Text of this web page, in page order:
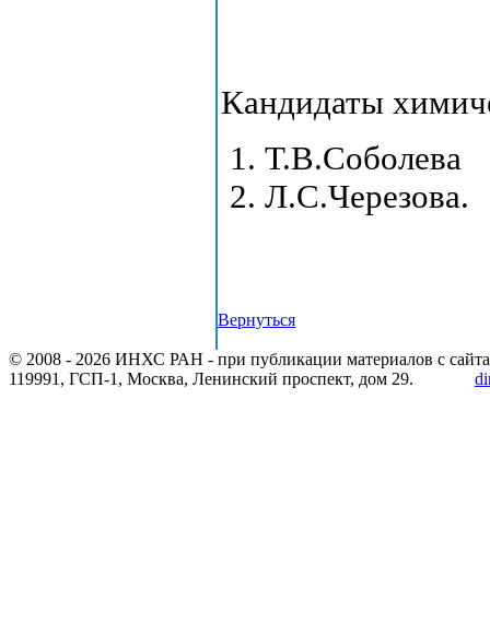
Кандидаты
Т.В.Соболева
Л.С.Черезова.
Вернуться
© 2008 - 2026 ИНХС РАН - при публикации материалов с сайта
119991, ГСП-1, Москва, Ленинский проспект, дом 29.